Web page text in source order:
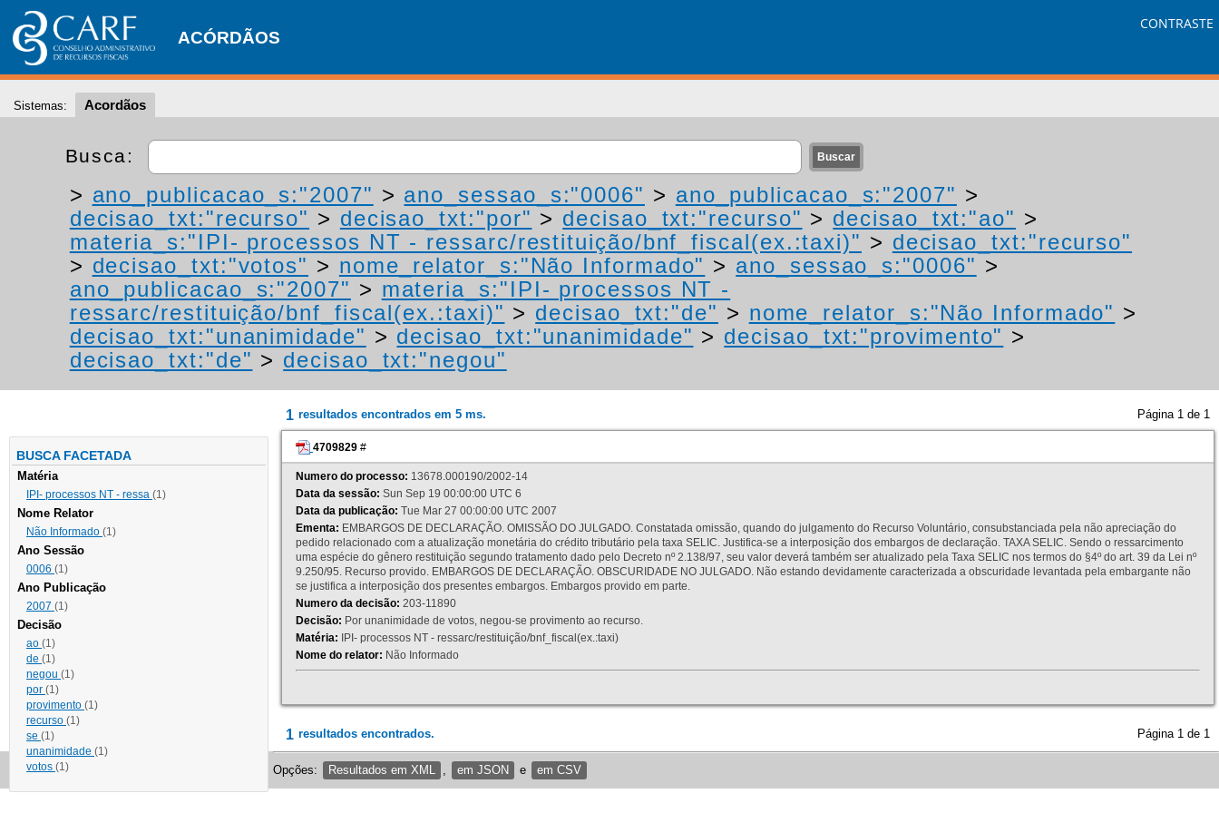
ACÓRDÃOS
CONTRASTE
Sistemas: Acordãos
Busca:
> ano_publicacao_s:"2007" > ano_sessao_s:"0006" > ano_publicacao_s:"2007" >
decisao_txt:"recurso" > decisao_txt:"por" > decisao_txt:"recurso" > decisao_txt:"ao" >
materia_s:"IPI- processos NT - ressarc/restituição/bnf_fiscal(ex.:taxi)" > decisao_txt:"recurso"
> decisao_txt:"votos" > nome_relator_s:"Não Informado" > ano_sessao_s:"0006" >
ano_publicacao_s:"2007" > materia_s:"IPI- processos NT -
ressarc/restituição/bnf_fiscal(ex.:taxi)" > decisao_txt:"de" > nome_relator_s:"Não Informado" >
decisao_txt:"unanimidade" > decisao_txt:"unanimidade" > decisao_txt:"provimento" >
decisao_txt:"de" > decisao_txt:"negou"
BUSCA FACETADA
Matéria
IPI- processos NT - ressa (1)
Nome Relator
Não Informado (1)
Ano Sessão
0006 (1)
Ano Publicação
2007 (1)
Decisão
ao (1)
de (1)
negou (1)
por (1)
provimento (1)
recurso (1)
se (1)
unanimidade (1)
votos (1)
1 resultados encontrados em 5 ms. Página 1 de 1
4709829 #
Numero do processo: 13678.000190/2002-14
Data da sessão: Sun Sep 19 00:00:00 UTC 6
Data da publicação: Tue Mar 27 00:00:00 UTC 2007
Ementa: EMBARGOS DE DECLARAÇÃO. OMISSÃO DO JULGADO. Constatada omissão, quando do julgamento do Recurso Voluntário, consubstanciada pela não apreciação do
pedido relacionado com a atualização monetária do crédito tributário pela taxa SELIC. Justifica-se a interposição dos embargos de declaração. TAXA SELIC. Sendo o ressarcimento
uma espécie do gênero restituição segundo tratamento dado pelo Decreto nº 2.138/97, seu valor deverá também ser atualizado pela Taxa SELIC nos termos do §4º do art. 39 da Lei nº
9.250/95. Recurso provido. EMBARGOS DE DECLARAÇÃO. OBSCURIDADE NO JULGADO. Não estando devidamente caracterizada a obscuridade levantada pela embargante não
se justifica a interposição dos presentes embargos. Embargos provido em parte.
Numero da decisão: 203-11890
Decisão: Por unanimidade de votos, negou-se provimento ao recurso.
Matéria: IPI- processos NT - ressarc/restituição/bnf_fiscal(ex.:taxi)
Nome do relator: Não Informado
1 resultados encontrados. Página 1 de 1
Opções: Resultados em XML em JSON e em CSV